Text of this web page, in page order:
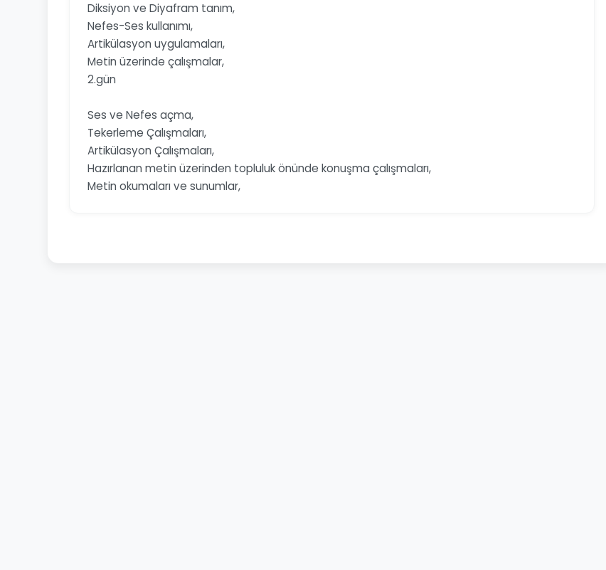
Diksiyon ve Diyafram tanım,
Nefes-Ses kullanımı,
Artikülasyon uygulamaları,
Metin üzerinde çalışmalar,
2.gün
Ses ve Nefes açma,
Tekerleme Çalışmaları,
Artikülasyon Çalışmaları,
Hazırlanan metin üzerinden topluluk önünde konuşma çalışmaları,
Metin okumaları ve sunumlar,